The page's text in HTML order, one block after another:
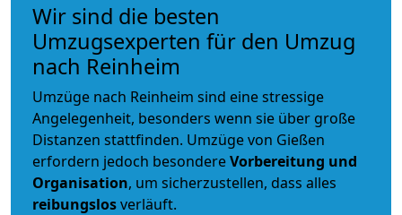
Wir sind die besten
Umzugsexperten für den Umzug
nach Reinheim
Umzüge nach Reinheim sind eine stressige
Angelegenheit, besonders wenn sie über große
Distanzen stattfinden. Umzüge von Gießen
erfordern jedoch besondereVorbereitung und
Organisation, um sicherzustellen, dass alles
reibungslosverläuft.